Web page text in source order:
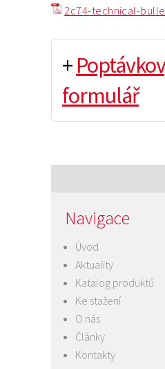
2c74-technical-
+
formulář
Navigace
Úvod
Aktuality
Katalog produktů
Ke stažení
O nás
Články
Kontakty